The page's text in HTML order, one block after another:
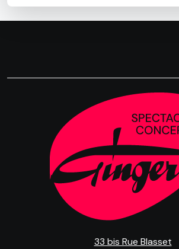
33 bis Rue Blasset